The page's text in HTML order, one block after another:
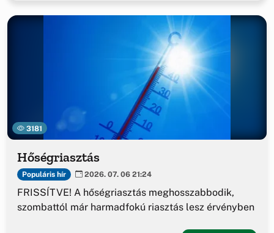
3181
Hőségriasztás
Populáris hír 2026. 07. 06 21:24
FRISSÍTVE! A hőségriasztás meghosszabbodik,
szombattól már harmadfokú riasztás lesz érvényben